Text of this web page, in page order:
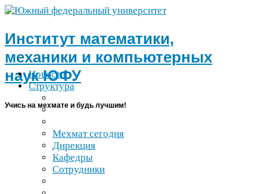
Институт математики,
механики и компьютерных
наукЮФУ
Учись на мехмате и будь лучшим!
Новости
Структура
Мехмат сегодня
Дирекция
Кафедры
Сотрудники